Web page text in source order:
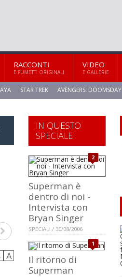
RACCONTI
E FUMETTI ORIGINALI
VIDEO
E GALLERIE
STAR TREK AVENGERS: DOOMSDAY
A
IN QUESTO
SPECIALE
2
Superman è
dentro di noi -
Intervista con
Bryan Singer
SPECIALI / 30/08/2006
1
Il ritorno di
Superman